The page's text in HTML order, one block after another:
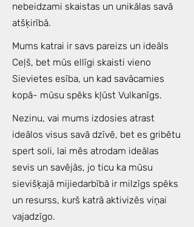
nebeidzami skaistas un unikālas savā
atšķirībā.
Mums katrai ir savs pareizs un ideāls
Ceļš, bet mūs ellīgi skaisti vieno
Sievietes esība, un kad savācamies
kopā- mūsu spēks kļūst Vulkanīgs.
Nezinu, vai mums izdosies atrast
ideālos visus savā dzīvē, bet es gribētu
spert soli, lai mēs atrodam ideālas
sevis un savējās, jo ticu ka mūsu
sievišķajā mijiedarbībā ir milzīgs spēks
un resurss, kurš katrā aktivizēs viņai
vajadzīgo.